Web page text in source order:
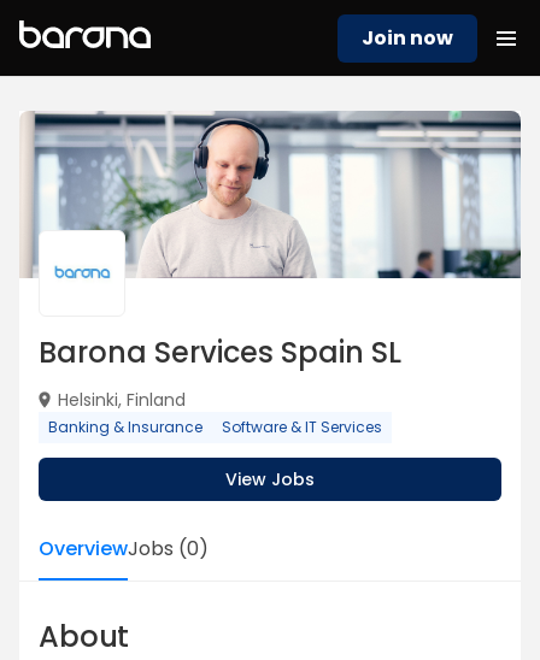
Join now
Barona Services Spain SL
Helsinki, Finland
Banking & Insurance Software & IT Services
View Jobs
OverviewJobs (0)
About